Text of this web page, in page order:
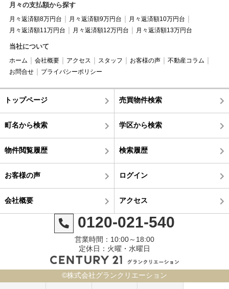
月々の支払額から探す
月々返済額8万円台 月々返済額9万円台
月々返済額10万円台
月々返済額11万円台
月々返済額12万円台 月々返済額13万円台
当社について
ホーム 会社概要 アクセス スタッフ お客様の声
不動産コラム
お問合せ
プライバシーポリシー
トップページ 売買物件検索
町名から検索 学区から検索
物件閲覧履歴 検索履歴
お客様の声 ログイン
会社概要 アクセス
0120-021-540
営業時間：10:00～18:00
定休日：火曜・水曜日
©株式会社グランクリエーション